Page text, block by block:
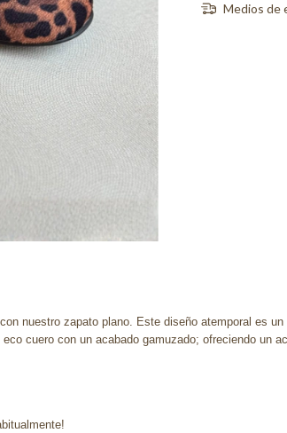
Medios de
nuestro zapato plano. Este diseño atemporal es
cuero con un acabado gamuzado; ofreciendo un